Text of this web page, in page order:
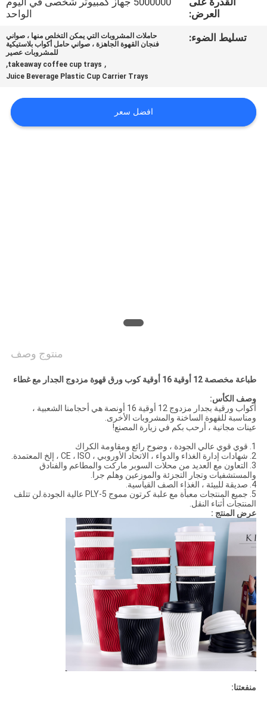
خريطة
الموقع
العرض:
الواحد
تسليط الضوء:
حاملات المشروبات التي يمكن التخلص منها ، صواني
فنجان القهوة الجاهزة ، صواني حامل أكواب بلاستيكية
للمشروبات عصير
,
takeaway coffee cup trays
,
Juice Beverage Plastic Cup Carrier Trays
افضل سعر
منتوج وصف
طباعة مخصصة 12 أوقية 16 أوقية كوب ورق قهوة مزدوج الجدار مع غطاء
وصف الكأس:
أكواب ورقية بجدار مزدوج 12 أوقية 16 أونصة هي أحجامنا الشعبية ،
ومناسبة للقهوة الساخنة والمشروبات الأخرى.
عينات مجانية ، أرحب بكم في زيارة المصنع!
1. قوي قوي عالي الجودة ، وضوح رائع ومقاومة الكراك
2. شهادات إدارة الغذاء والدواء ، الاتحاد الأوروبي ، CE ، ISO ، إلخ المعتمدة.
3. التعاون مع العديد من محلات السوبر ماركت والمطاعم والفنادق
والمستشفيات وتجار التجزئة والموزعين وهلم جرا.
4. صديقة للبيئة ، الغذاء الصف القياسية.
5. جميع المنتجات معبأة مع علبة كرتون مموج 5-PLY عالية الجودة.لن تتلف
المنتجات أثناء النقل.
عرض المنتج :
منفعتنا: